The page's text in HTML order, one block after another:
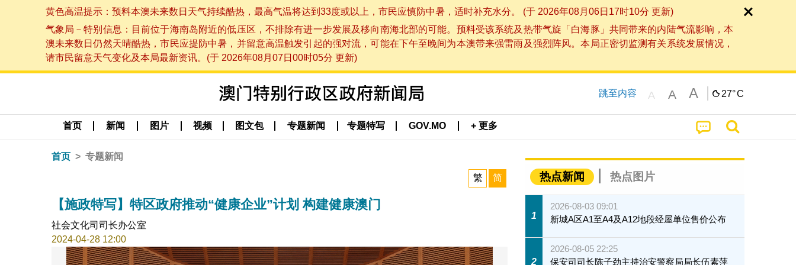
黄色高温提示：预料本澳未来数日天气持续酷热，最高气温将达到33度或以上，市民应慎防中暑，适时补充水分。 (于 2026年08月06日17时10分 更新)
气象局－特别信息：目前位于海南岛附近的低压区，不排除有进一步发展及移向南海北部的可能。预料受该系统及热带气旋「白海豚」共同带来的内陆气流影响，本
澳未来数日仍然天晴酷热，市民应提防中暑，并留意高温触发引起的强对流，可能在下午至晚间为本澳带来强雷雨及强烈阵风。本局正密切监测有关系统发展情况，
请市民留意天气变化及本局最新资讯。(于 2026年08月07日00时05分 更新)
跳至内容 A A A 27°C
首页 新闻 图片 视频 图文包 专题新闻 专题特写 GOV.MO + 更多
首页 专题新闻
繁 简
【施政特写】特区政府推动“健康企业”计划 构建健康澳门
社会文化司司长办公室
2024-04-28 12:00
热点新闻 热点图片
1
2026-08-03 09:01
新城A区A1至A4及A12地段经屋单位售价公布
2
2026-08-05 22:25
保安司司长陈子劲主持治安警察局局长伍素萍